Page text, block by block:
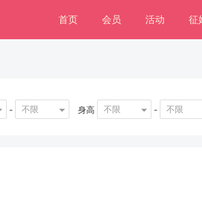
首页 会员 活动 征
- 不限 身高 不限 - 不限